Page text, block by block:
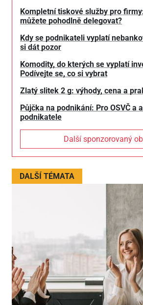
Kompletní tiskové služby pro
můžete pohodlně delegovat?
Kdy se podnikateli vyplatí
si dát pozor
Komodity, do kterých se vyplatí
Podívejte se, co si vybrat
Zlatý slitek 2 g: výhody, cena a
Půjčka na podnikání: Pro OSVČ a
podnikatele
Další sponzorovaný
DALŠÍ TÉMATA